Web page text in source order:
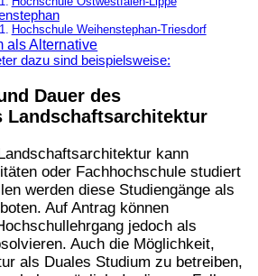
Hochschule Weihenstephan-Triesdorf
als Alternative
dazu sind beispielsweise:
Dauer des
Landschaftsarchitektur
kann
oder Fachhochschule studiert
werden diese Studiengänge als
Auf Antrag können
jedoch als
Auch die Möglichkeit,
als Duales Studium zu betreiben,